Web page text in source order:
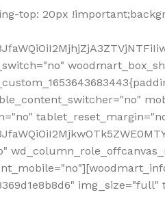
top: 20px
img_size="full"